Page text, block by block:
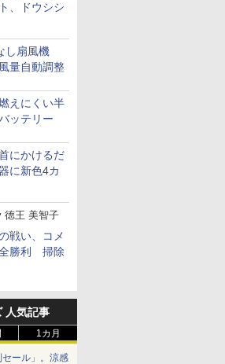
、ドウシシ
し扇風機
量自動調整
えにくい半
ッテリー
にかけるだ
に新色4カ
徳王 美智子
戦い、コメ
全勝利 掃除
人気記事
1カ月
ール」。涼感